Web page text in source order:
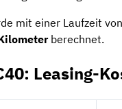
mit einer Laufzeit von
berechnet.
Leasing-